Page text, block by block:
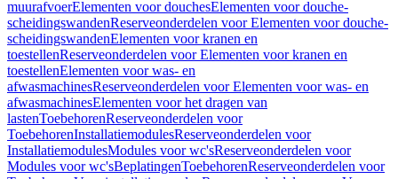
muurafvoerElementen voor douchesElementen voor douche-
scheidingswandenReserveonderdelen voor Elementen voor douche-
scheidingswandenElementen voor kranen en
toestellenReserveonderdelen voor Elementen voor kranen en
toestellenElementen voor was- en
afwasmachinesReserveonderdelen voor Elementen voor was- en
afwasmachinesElementen voor het dragen van
lastenToebehorenReserveonderdelen voor
ToebehorenInstallatiemodulesReserveonderdelen voor
InstallatiemodulesModules voor wc'sReserveonderdelen voor
Modules voor wc'sBeplatingenToebehorenReserveonderdelen voor